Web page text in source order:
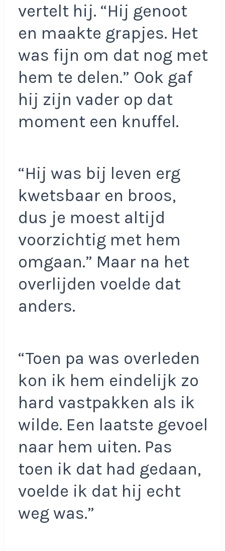
vertelt hij. “Hij genoot
en maakte grapjes. Het
was fijn om dat nog met
hem te delen.” Ook gaf
hij zijn vader op dat
moment een knuffel.
“Hij was bij leven erg
kwetsbaar en broos,
dus je moest altijd
voorzichtig met hem
omgaan.” Maar na het
overlijden voelde dat
anders.
“Toen pa was overleden
kon ik hem eindelijk zo
hard vastpakken als ik
wilde. Een laatste gevoel
naar hem uiten. Pas
toen ik dat had gedaan,
voelde ik dat hij echt
weg was.”